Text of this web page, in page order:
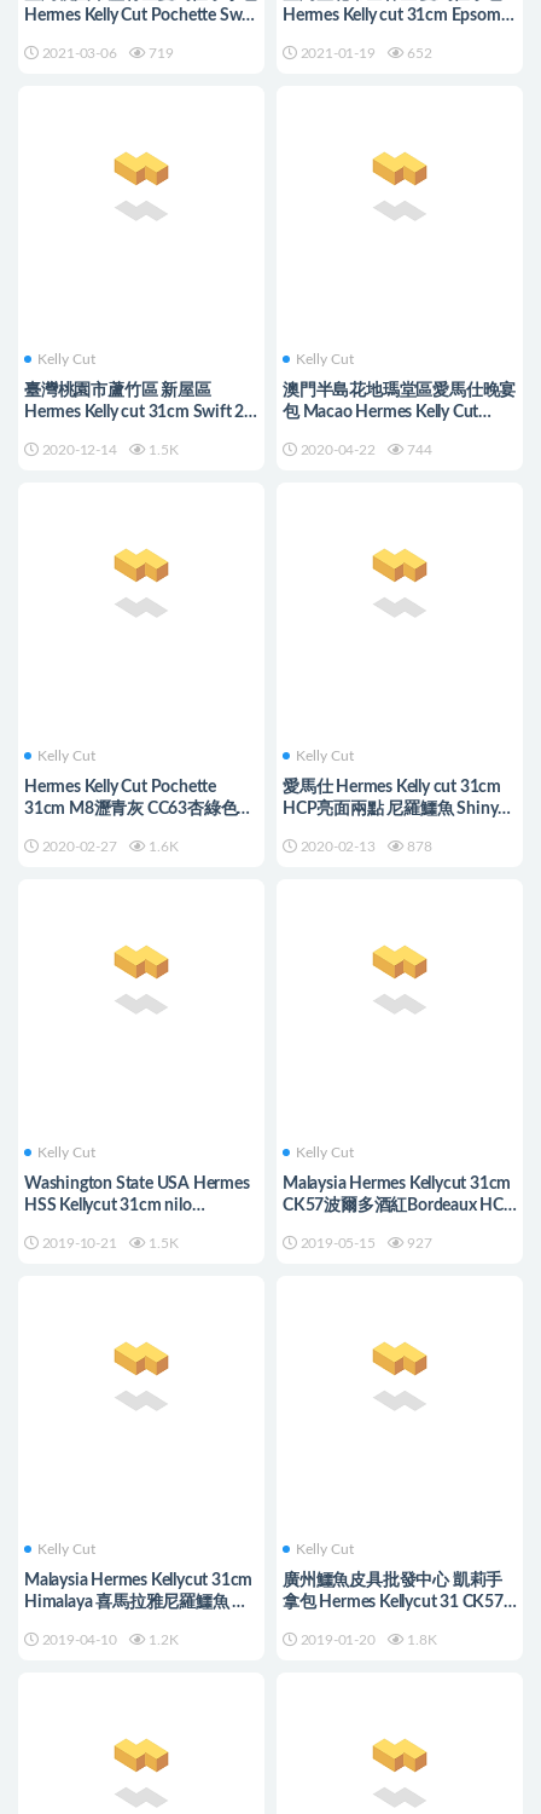
Hermes Kelly Cut Pochette Swift
2021-03-06 719
Hermes Kelly cut 31cm Epsom
2021-01-19 652
Kelly Cut
臺灣桃園市蘆竹區 新屋區
Hermes Kelly cut 31cm Swift 2S
2020-12-14 1.5K
Kelly Cut
澳門半島花地瑪堂區愛馬仕晚宴
包 Macao Hermes Kelly Cut
2020-04-22 744
Kelly Cut
Hermes Kelly Cut Pochette
31cm M8瀝青灰 CC63杏綠色
2020-02-27 1.6K
Kelly Cut
愛馬仕 Hermes Kelly cut 31cm
HCP亮面兩點 尼羅鱷魚 Shiny
2020-02-13 878
Kelly Cut
Washington State USA Hermes
HSS Kellycut 31cm nilo
2019-10-21 1.5K
Kelly Cut
Malaysia Hermes Kellycut 31cm
CK57波爾多酒紅Bordeaux HCP
2019-05-15 927
Kelly Cut
Malaysia Hermes Kellycut 31cm
Himalaya 喜馬拉雅尼羅鱷魚 晚
2019-04-10 1.2K
Kelly Cut
廣州鱷魚皮具批發中心 凱莉手
拿包 Hermes Kellycut 31 CK57
2019-01-20 1.8K